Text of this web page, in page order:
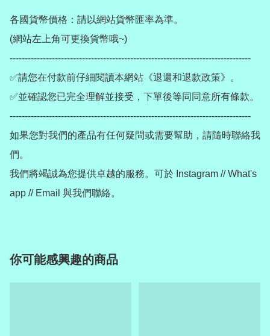
各國貨幣價格：請以網站貨幣匯率為準。
(網站左上角可更換貨幣哦~)
--------------------------------------------------------------------------------
✅請您在付款前仔細閱讀本網站《退還和退款政策》。
✅並確認您已完全理解並接受，下單後等同同意所有條款。
--------------------------------------------------------------------------------
如果您對我們的產品有任何疑問或需要幫助，請隨時聯絡我
們。
我們將竭誠為您提供卓越的服務。可於 Instagram // What's
app // Email 與我們聯絡。
你可能感興趣的商品